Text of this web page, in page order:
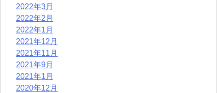
2022年3月
2022年2月
2022年1月
2021年12月
2021年11月
2021年9月
2021年1月
2020年12月